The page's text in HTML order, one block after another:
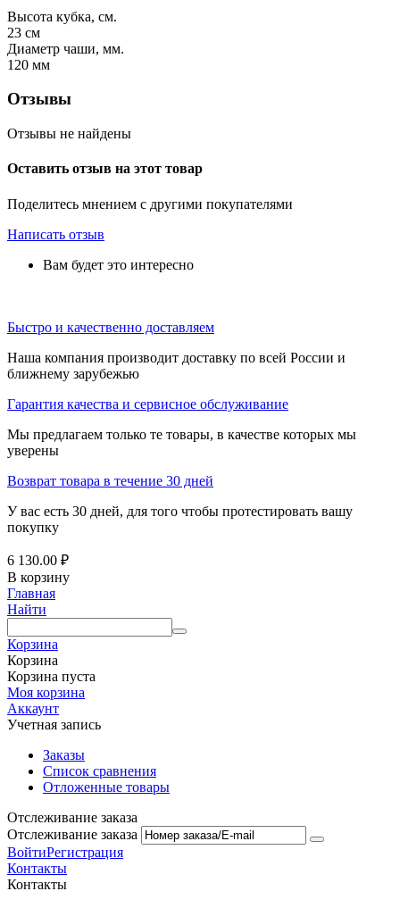
Высота кубка, см.
23 см
Диаметр чаши, мм.
120 мм
Отзывы
Отзывы не найдены
Оставить отзыв на этот товар
Поделитесь мнением с другими покупателями
Написать отзыв
Вам будет это интересно
Быстро и качественно доставляем
Наша компания производит доставку по всей России и
ближнему зарубежью
Гарантия качества и сервисное обслуживание
Мы предлагаем только те товары, в качестве которых мы
уверены
Возврат товара в течение 30 дней
У вас есть 30 дней, для того чтобы протестировать вашу
покупку
6 130.00 ₽
В корзину
Главная
Найти
Корзина
Корзина
Корзина пуста
Моя корзина
Аккаунт
Учетная запись
Заказы
Список сравнения
Отложенные товары
Отслеживание заказа
Отслеживание заказа
ВойтиРегистрация
Контакты
Контакты